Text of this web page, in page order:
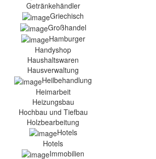
Getränkehändler
Griechisch
Großhandel
Hamburger
Handyshop
Haushaltswaren
Hausverwaltung
Heilbehandlung
Heimarbeit
Heizungsbau
Hochbau und Tiefbau
Holzbearbeitung
Hotels
Hotels
Immobilien